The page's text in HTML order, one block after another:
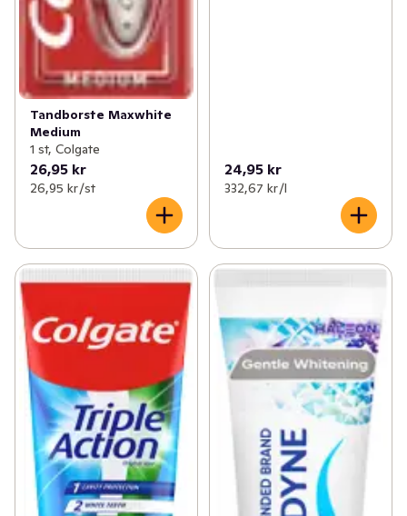
Tandborste Maxwhite
Medium
1 st, Colgate
26,95 kr
26,95 kr /st
24,95 kr
332,67 kr /l